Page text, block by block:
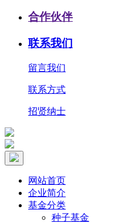
合作伙伴
联系我们
留言我们
联系方式
招贤纳士
网站首页
企业简介
基金分类
种子基金